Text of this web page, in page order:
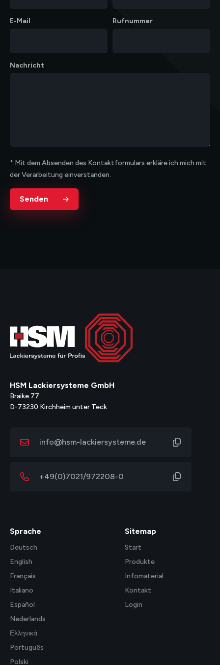
E-Mail Rufnummer
Nachricht
* Mit dem Absenden des Kontaktformulars erkläre ich mich mit
der Verarbeitung einverstanden.
Senden
HSM Lackiersysteme GmbH
Braike 77
D-73230 Kirchheim unter Teck
info@hsm-lackiersysteme.de
+49(0)7021/972208-0
Sprache
Deutsch
English
Français
Italiano
Español
Nederlands
Ελληνικά
Português
Polski
Sitemap
Start
Produkte
Infomaterial
Kontakt
Login